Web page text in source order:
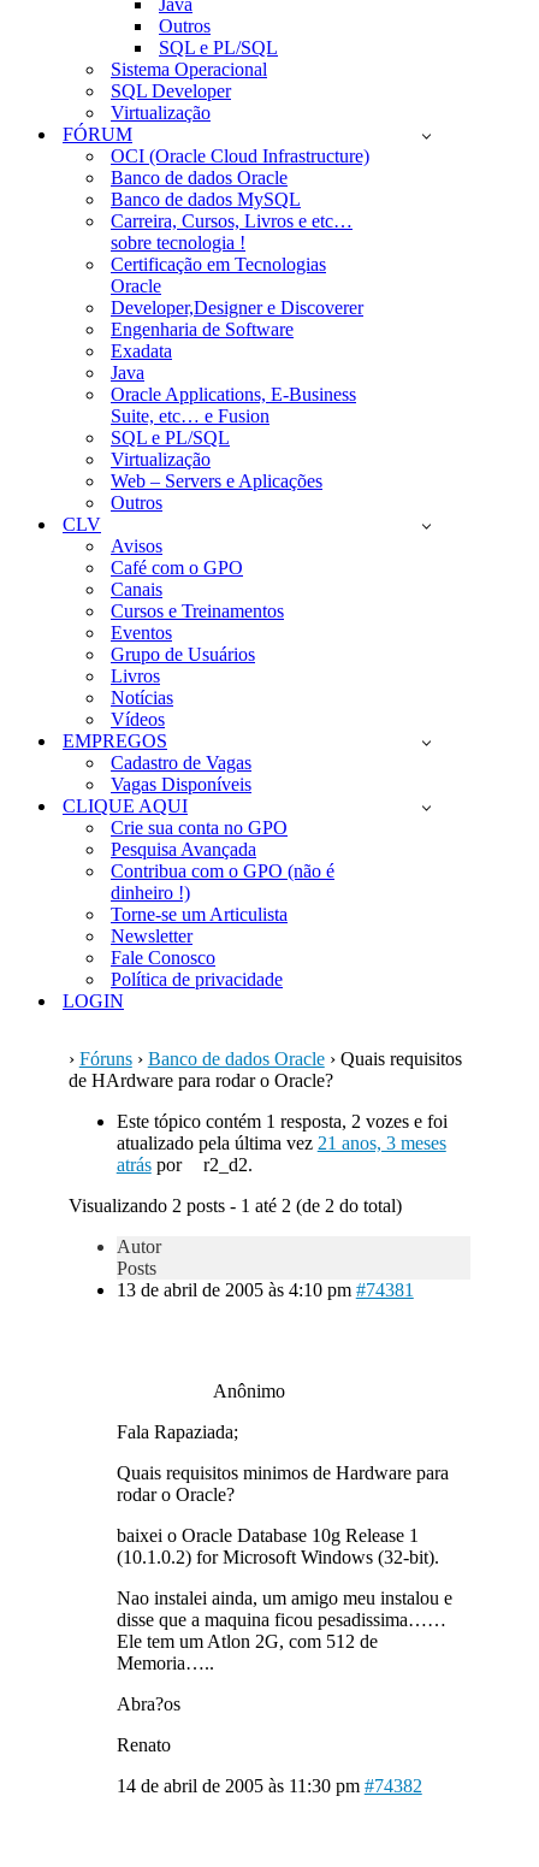
Java
Outros
SQL e PL/SQL
Sistema Operacional
SQL Developer
Virtualização
FÓRUM
OCI (Oracle Cloud Infrastructure)
Banco de dados Oracle
Banco de dados MySQL
Carreira, Cursos, Livros e etc…
sobre tecnologia !
Certificação em Tecnologias
Oracle
Developer,Designer e Discoverer
Engenharia de Software
Exadata
Java
Oracle Applications, E-Business
Suite, etc… e Fusion
SQL e PL/SQL
Virtualização
Web – Servers e Aplicações
Outros
CLV
Avisos
Café com o GPO
Canais
Cursos e Treinamentos
Eventos
Grupo de Usuários
Livros
Notícias
Vídeos
EMPREGOS
Cadastro de Vagas
Vagas Disponíveis
CLIQUE AQUI
Crie sua conta no GPO
Pesquisa Avançada
Contribua com o GPO (não é
dinheiro !)
Torne-se um Articulista
Newsletter
Fale Conosco
Política de privacidade
LOGIN
› Fóruns › Banco de dados Oracle › Quais requisitos
de HArdware para rodar o Oracle?
Este tópico contém 1 resposta, 2 vozes e foi
atualizado pela última vez 21 anos, 3 meses
atráspor
r2_d2.
Visualizando 2 posts - 1 até 2 (de 2 do total)
Autor
Posts
13 de abril de 2005 às 4:10 pm #74381
Anônimo
Fala Rapaziada;
Quais requisitos minimos de Hardware para
rodar o Oracle?
baixei o Oracle Database 10g Release 1
(10.1.0.2) for Microsoft Windows (32-bit).
Nao instalei ainda, um amigo meu instalou e
disse que a maquina ficou pesadissima……
Ele tem um Atlon 2G, com 512 de
Memoria…..
Abra?os
Renato
14 de abril de 2005 às 11:30 pm #74382